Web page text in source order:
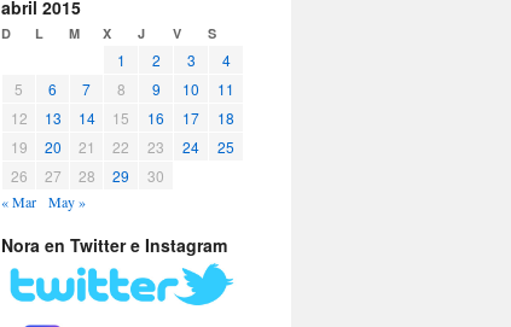
abril 2015
D L M X J V S
1 2 3
4
5
6 7 8 9 10
11
12
13 14 15 16 17
18
19
20 21 22 23 24
25
26
27 28 29 30
« Mar May »
Nora en Twitter e Instagram